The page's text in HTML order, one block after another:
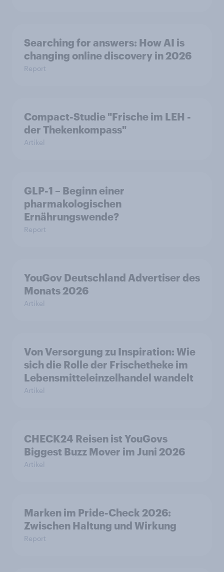
Searching for answers: How AI is
changing online discovery in 2026
Report
Compact-Studie "Frische im LEH -
der Thekenkompass"
Artikel
GLP-1 – Beginn einer
pharmakologischen
Ernährungswende?
Report
YouGov Deutschland Advertiser des
Monats 2026
Artikel
Von Versorgung zu Inspiration: Wie
sich die Rolle der Frischetheke im
Lebensmitteleinzelhandel wandelt
Artikel
CHECK24 Reisen ist YouGovs
Biggest Buzz Mover im Juni 2026
Artikel
Marken im Pride-Check 2026:
Zwischen Haltung und Wirkung
Report